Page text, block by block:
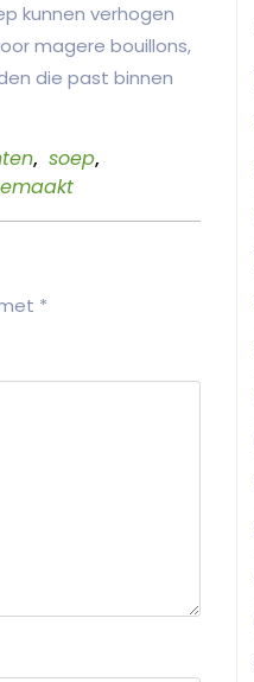
kunnen verhogen
magere bouillons,
die past binnen
, soep,
*